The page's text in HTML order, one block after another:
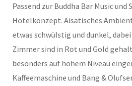
Passend zur Buddha Bar Music und
Hotelkonzept. Aisatisches
etwas schwülstig und dunkel,
Zimmer sind in Rot und Gold
besonders auf hohem Niveau
Kaffeemaschine und Bang &